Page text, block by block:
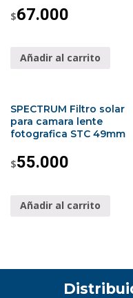
$67.000
Añadir al carrito
SPECTRUM Filtro solar
para camara lente
fotografica STC 49mm
$55.000
Añadir al carrito